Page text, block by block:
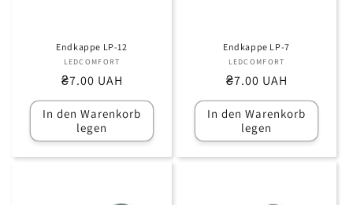
Endkappe LP-12
Anbieter:
LEDCOMFORT
Normaler
Preis
₴7.00 UAH
In den Warenkorb
legen
Endkappe LP-7
Anbieter:
LEDCOMFORT
Normaler
Preis
₴7.00 UAH
In den Warenkorb
legen